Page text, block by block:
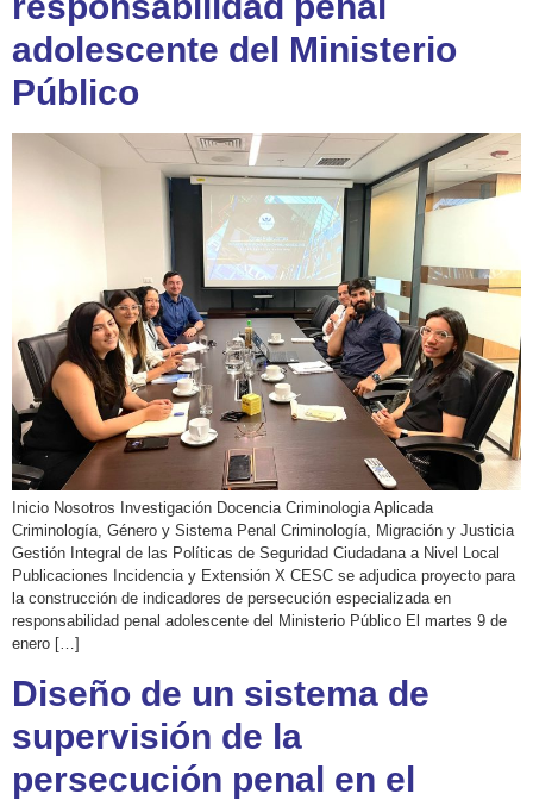
adolescente del Ministerio
Público
Inicio Nosotros Investigación Docencia Criminologia Aplicada
Criminología, Género y Sistema Penal Criminología, Migración y Justicia
Gestión Integral de las Políticas de Seguridad Ciudadana a Nivel Local
Publicaciones Incidencia y Extensión X CESC se adjudica proyecto para
la construcción de indicadores de persecución especializada en
responsabilidad penal adolescente del Ministerio Público El martes 9 de
enero […]
Diseño de un sistema de
supervisión de la
persecución penal en el